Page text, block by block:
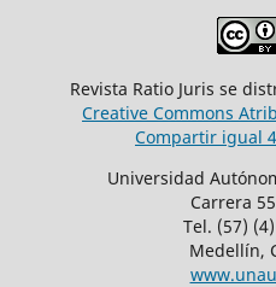
Revista Ratio Juris se
Creative Commons
Compartir igual
Universidad
Carrera
Tel. (57)
Medellín,